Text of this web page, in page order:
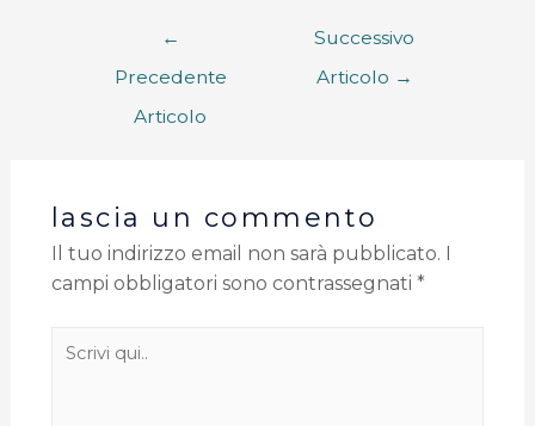
←
Precedente
Articolo
Successivo
Articolo →
lascia un commento
Il tuo indirizzo email non sarà pubblicato.
campi obbligatori sono contrassegnati *